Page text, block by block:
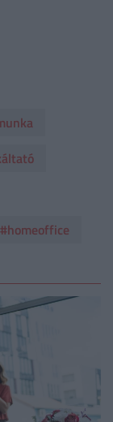
#homeoffice